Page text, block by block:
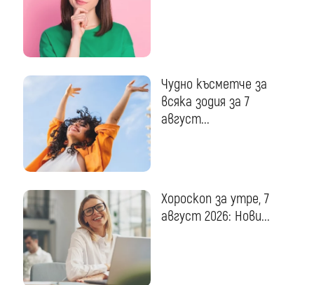
Чудно късметче за
всяка зодия за 7
август...
Хороскоп за утре, 7
август 2026: Нови...